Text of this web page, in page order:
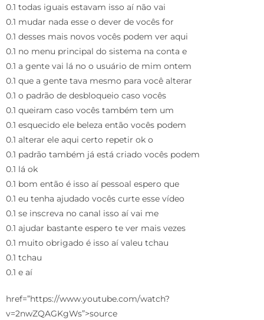
0.1 todas iguais estavam isso aí não vai
0.1 mudar nada esse o dever de vocês for
0.1 desses mais novos vocês podem ver aqui
0.1 no menu principal do sistema na conta e
0.1 a gente vai lá no o usuário de mim ontem
0.1 que a gente tava mesmo para você alterar
0.1 o padrão de desbloqueio caso vocês
0.1 queiram caso vocês também tem um
0.1 esquecido ele beleza então vocês podem
0.1 alterar ele aqui certo repetir ok o
0.1 padrão também já está criado vocês podem
0.1 lá ok
0.1 bom então é isso aí pessoal espero que
0.1 eu tenha ajudado vocês curte esse vídeo
0.1 se inscreva no canal isso aí vai me
0.1 ajudar bastante espero te ver mais vezes
0.1 muito obrigado é isso aí valeu tchau
0.1 tchau
0.1 e aí
href=”https://www.youtube.com/watch?
v=2nwZQAGKgWs”>source